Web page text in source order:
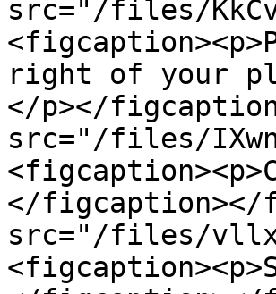
src="/files/
right of your
</p></
src="/files/
</figcaption></
src="/files/